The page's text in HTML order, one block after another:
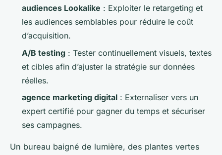
audiences Lookalike : Exploiter le retargeting et
les audiences semblables pour réduire le coût
d’acquisition.
A/B testing : Tester continuellement visuels, textes
et cibles afin d’ajuster la stratégie sur données
réelles.
agence marketing digital : Externaliser vers un
expert certifié pour gagner du temps et sécuriser
ses campagnes.
Un bureau baigné de lumière, des plantes vertes